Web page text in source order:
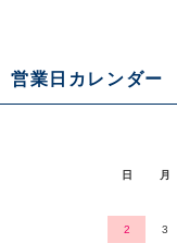
営業日カレンダー
日 月
2 3